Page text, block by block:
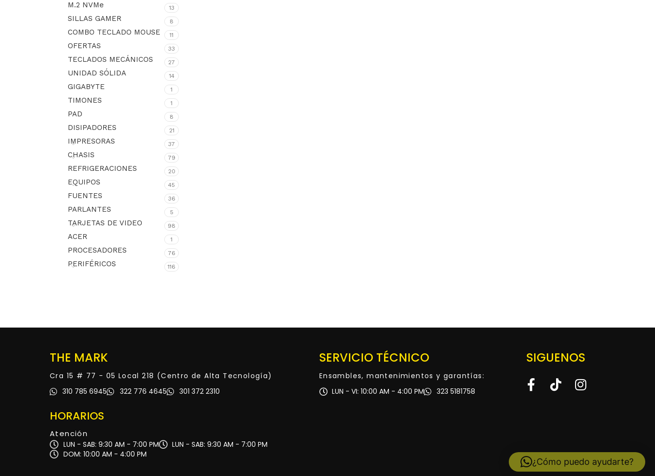
M.2 NVMe 13
SILLAS GAMER 8
COMBO TECLADO MOUSE 11
OFERTAS 33
TECLADOS MECÁNICOS 27
UNIDAD SÓLIDA 14
GIGABYTE 1
TIMONES 1
PAD 8
DISIPADORES 21
IMPRESORAS 37
CHASIS 79
REFRIGERACIONES 20
EQUIPOS 45
FUENTES 36
PARLANTES 5
TARJETAS DE VIDEO 98
ACER 1
PROCESADORES 76
PERIFÉRICOS 116
THE MARK
Cra 15 # 77 - 05 Local 218 (Centro de Alta Tecnología)
310 785 6945
322 776 4645 301 372 2310
HORARIOS
Atención
LUN - SAB: 9:30 AM - 7:00 PM
LUN - SAB: 9:30 AM - 7:00 PM
DOM: 10:00 AM - 4:00 PM
SERVICIO TÉCNICO
Ensambles, mantenimientos y garantías:
LUN - VI: 10:00 AM - 4:00 PM
323 5181758
SIGUENOS
¿Cómo puedo ayudarte?